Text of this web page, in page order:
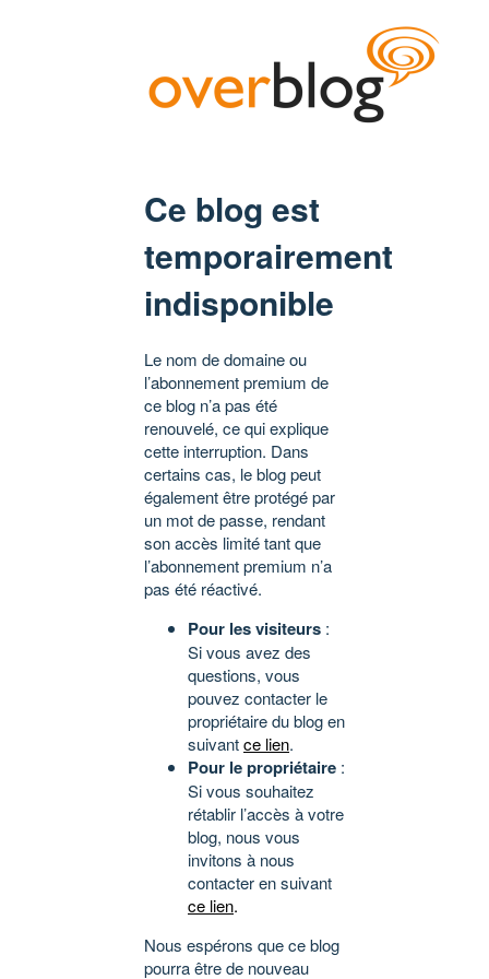
Ce blog est
temporairement
indisponible
Le nom de domaine ou
l’abonnement premium de
ce blog n’a pas été
renouvelé, ce qui explique
cette interruption. Dans
certains cas, le blog peut
également être protégé par
un mot de passe, rendant
son accès limité tant que
l’abonnement premium n’a
pas été réactivé.
Pour les visiteurs :
Si vous avez des
questions, vous
pouvez contacter le
propriétaire du blog en
suivantce lien.
Pour le propriétaire :
Si vous souhaitez
rétablir l’accès à votre
blog, nous vous
invitons à nous
contacter en suivant
ce lien.
Nous espérons que ce blog
pourra être de nouveau